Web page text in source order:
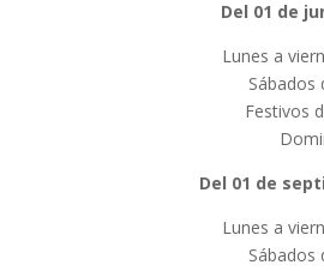
Del 01 de
Lunes a
Sábados
Festivos
Del 01 de
Lunes a
Sábados